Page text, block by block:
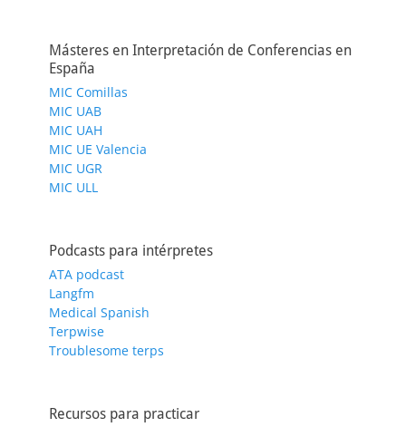
Másteres en Interpretación de Conferencias en
España
MIC Comillas
MIC UAB
MIC UAH
MIC UE Valencia
MIC UGR
MIC ULL
Podcasts para intérpretes
ATA podcast
Langfm
Medical Spanish
Terpwise
Troublesome terps
Recursos para practicar